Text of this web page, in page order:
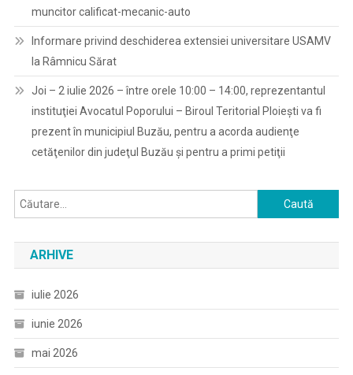
muncitor calificat-mecanic-auto
Informare privind deschiderea extensiei universitare USAMV
la Râmnicu Sărat
Joi – 2 iulie 2026 – între orele 10:00 – 14:00, reprezentantul
instituţiei Avocatul Poporului – Biroul Teritorial Ploieşti va fi
prezent în municipiul Buzău, pentru a acorda audienţe
cetăţenilor din judeţul Buzău şi pentru a primi petiţii
Caută
după:
ARHIVE
iulie 2026
iunie 2026
mai 2026